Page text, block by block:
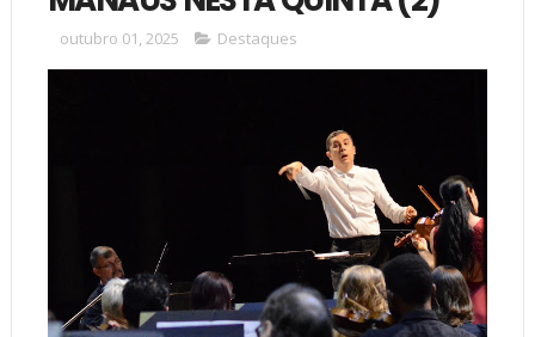
outubro 01, 2025 Destaques